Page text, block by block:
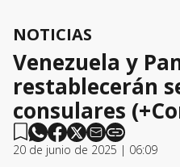
NOTICIAS
Venezuela y
restablecerán
consulares
20 de junio de 2025 | 06:09